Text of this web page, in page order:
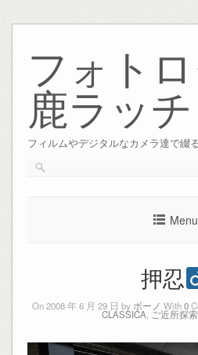
content
フォト
鹿ラッチ
フィルムやデジタルなカメラ達で綴
Menu
押忍
On 2008 年 6 月 29 日 by ボーノ With0
CLASSICA ご近所探索,